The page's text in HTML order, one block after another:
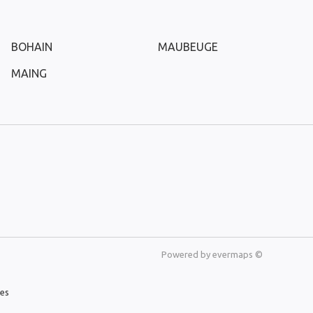
BOHAIN
MAING
MAUBEUGE
Powered by evermaps ©